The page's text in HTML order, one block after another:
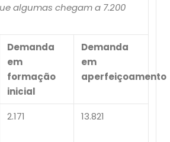
algumas chegam a 7.200
Demanda
em
formação
inicial
Demanda
em
aperfeiçoamento
2.171 13.821